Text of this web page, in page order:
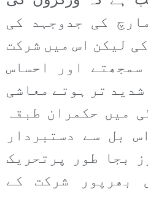
بھاری تعداد نے 31مارچ کی جدوجہد کی
لیکن اس میں شرکت
اور احساس
تر ہوتے معاشی
میں حکمران طبقہ
بل سے دستبردار
بجا طور پرتحریک
بھرپور شرکت کے